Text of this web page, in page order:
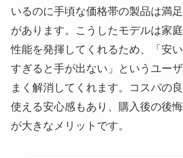
いるのに手頃な価格帯の製品は満
があります。こうしたモデルは家
性能を発揮してくれるため、「安
すぎると手が出ない」というユー
まく解消してくれます。コスパの
使える安心感もあり、購入後の後
が大きなメリットです。